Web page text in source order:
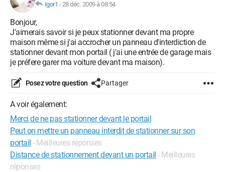
Igor1 -28 déc. 2009 à 08:54
Bonjour,
J'aimerais savoir si je peux stationner devant ma propre
maison même si j'ai accrocher un panneau d'interdiction de
stationner devant mon portail ( j'ai une entrée de garage mais
je préfere garer ma voiture devant ma maison).
Posez votre question Partager
A voir également:
Merci de ne pas stationner devant le portail
Peut on mettre un panneau interdit de stationner sur son
portail - Meilleures réponses
Distance de stationnement devant un portail - Meilleures
réponses